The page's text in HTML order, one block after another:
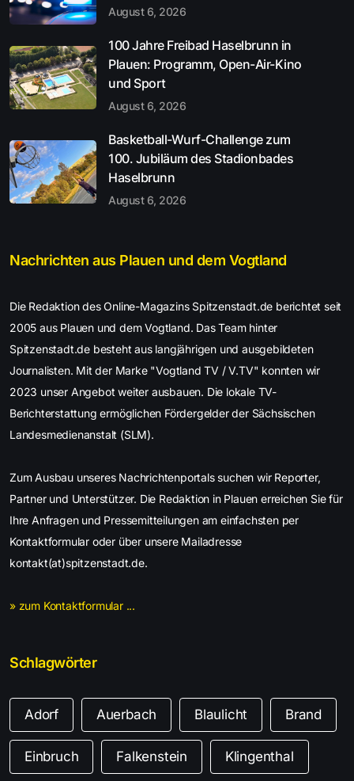
August 6, 2026
100 Jahre Freibad Haselbrunn in
Plauen: Programm, Open-Air-Kino
und Sport
August 6, 2026
Basketball-Wurf-Challenge zum
100. Jubiläum des Stadionbades
Haselbrunn
August 6, 2026
Nachrichten aus Plauen und dem Vogtland
Die Redaktion des Online-Magazins Spitzenstadt.de berichtet seit
2005 aus Plauen und dem Vogtland. Das Team hinter
Spitzenstadt.de besteht aus langjährigen und ausgebildeten
Journalisten. Mit der Marke "Vogtland TV / V.TV" konnten wir
2023 unser Angebot weiter ausbauen. Die lokale TV-
Berichterstattung ermöglichen Fördergelder der Sächsischen
Landesmedienanstalt (SLM).
Zum Ausbau unseres Nachrichtenportals suchen wir Reporter,
Partner und Unterstützer. Die Redaktion in Plauen erreichen Sie für
Ihre Anfragen und Pressemitteilungen am einfachsten per
Kontaktformular oder über unsere Mailadresse
kontakt(at)spitzenstadt.de.
» zum Kontaktformular ...
Schlagwörter
Adorf Auerbach Blaulicht Brand
Einbruch Falkenstein Klingenthal